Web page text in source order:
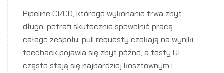
Pipeline CI/CD, którego wykonanie trwa zbyt
długo, potrafi skutecznie spowolnić pracę
całego zespołu: pull requesty czekają na wyniki,
feedback pojawia się zbyt późno, a testy UI
często stają się najbardziej kosztownym i